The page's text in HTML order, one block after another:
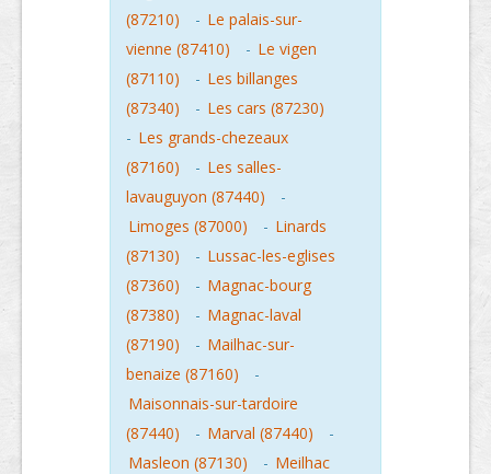
(87210) - Le palais-sur-
vienne (87410)
- Le vigen
(87110)
- Les billanges
(87340)
- Les cars (87230)
- Les grands-chezeaux
(87160)
- Les salles-
lavauguyon (87440)
-
Limoges (87000)
- Linards
(87130)
- Lussac-les-eglises
(87360)
- Magnac-bourg
(87380)
- Magnac-laval
(87190)
- Mailhac-sur-
benaize (87160)
-
Maisonnais-sur-tardoire
(87440)
- Marval (87440)
-
Masleon (87130)
- Meilhac